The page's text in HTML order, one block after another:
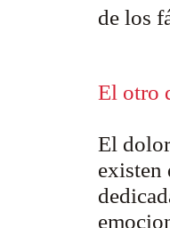
de los
El otro
El
existen